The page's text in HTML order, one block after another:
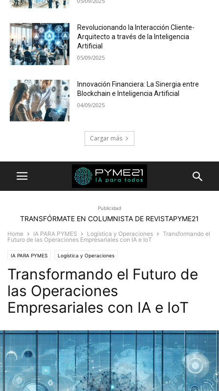
Revolucionando la Interacción Cliente-
Arquitecto a través de la Inteligencia
Artificial
05/09/2025
Innovación Financiera: La Sinergia entre
Blockchain e Inteligencia Artificial
04/09/2025
Cargar más